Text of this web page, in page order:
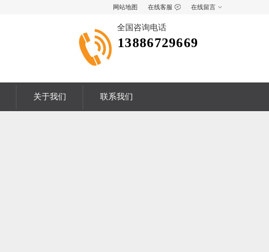
网站地图 在线客服 在线留言
全国咨询电话
13886729669
关于我们 联系我们